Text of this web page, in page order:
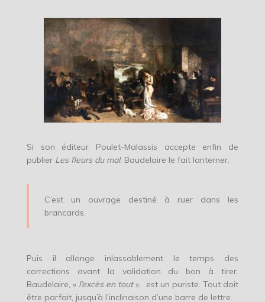
Si son éditeur Poulet-Malassis accepte enfin de
publier Les fleurs du mal, Baudelaire le fait lanterner.
C’est un ouvrage destiné à ruer dans les
brancards.
Puis il allonge inlassablement le temps des
corrections avant la validation du bon à tirer.
Baudelaire, « l’excès en tout», est un puriste. Tout doit
être parfait, jusqu’à l’inclinaison d’une barre de lettre.